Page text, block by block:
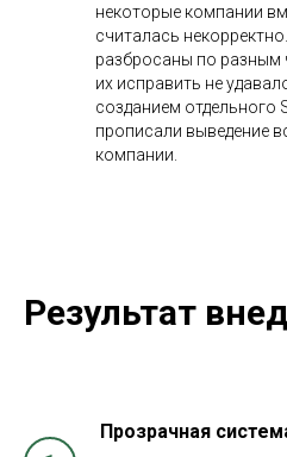
некоторые компании
считалась
разбросаны по разным
их исправить не
созданием отдельного
прописали выведение
компании.
Результат
Прозрачная